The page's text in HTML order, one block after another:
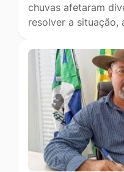
chuvas afetaram
resolver a situação,